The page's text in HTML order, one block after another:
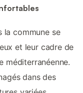
la commune se
et leur cadre de
méditerranéenne.
dans des